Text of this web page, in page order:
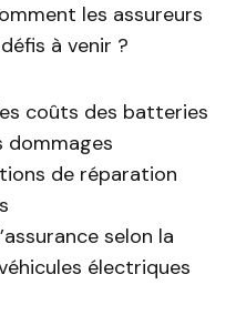
les assureurs
à venir ?
coûts des batteries
dommages
de réparation
selon la
électriques